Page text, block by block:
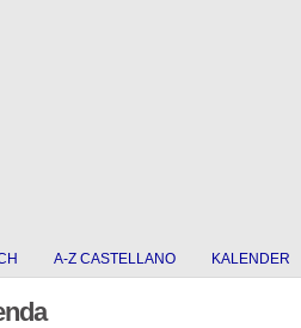
A-Z CASTELLANO KALENDER